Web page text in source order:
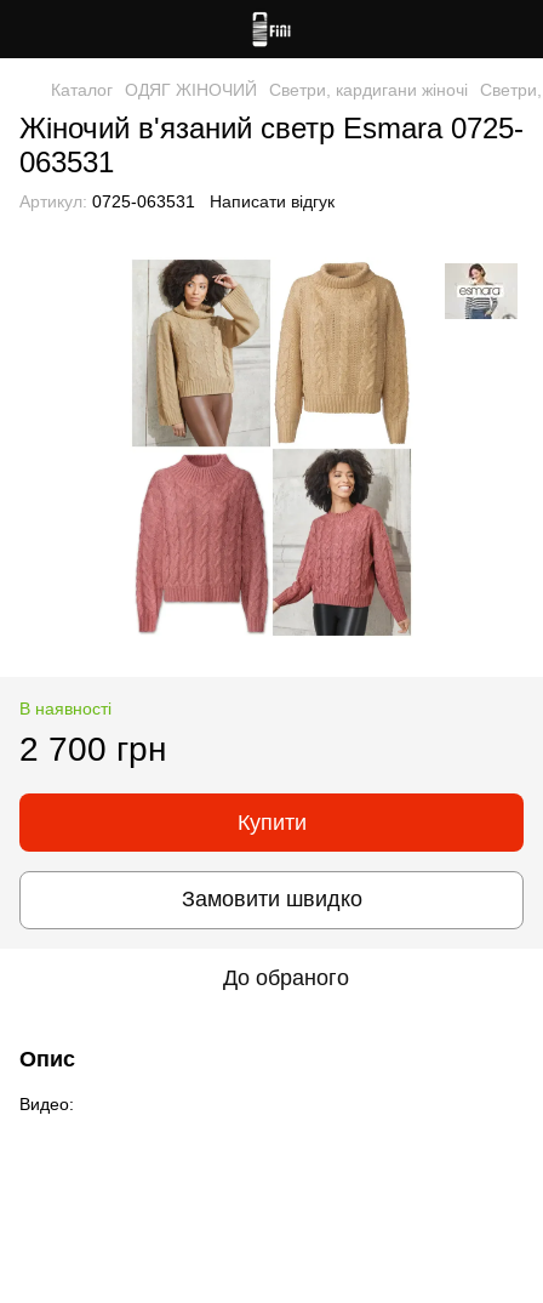
Каталог ОДЯГ ЖІНОЧИЙ Светри, кардигани жіночі
Жіночий в'язаний светр Esmara 0725-
063531
Артикул: 0725-063531 Написати відгук
В наявності
2 700 грн
Купити
Замовити швидко
До обраного
Опис
Видео: